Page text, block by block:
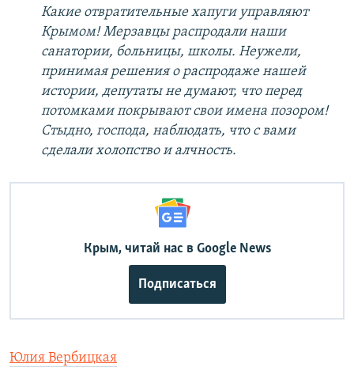
Какие отвратительные хапуги управляют
Крымом! Мерзавцы распродали наши
санатории, больницы, школы. Неужели,
принимая решения о распродаже нашей
истории, депутаты не думают, что перед
потомками покрывают свои имена позором!
Стыдно, господа, наблюдать, что с вами
сделали холопство и алчность.
Крым, читай нас в Google News
Подписаться
Юлия Вербицкая